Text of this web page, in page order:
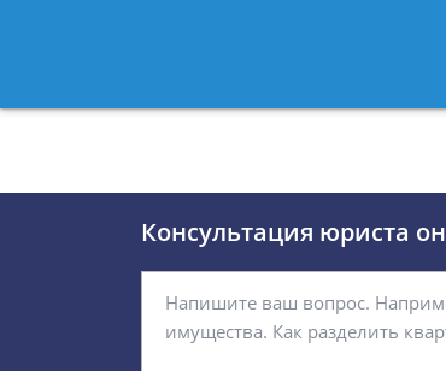
8
Консультация юриста